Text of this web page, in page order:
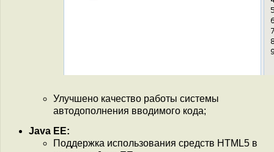
Улучшено качество работы системы
автодополнения вводимого кода;
Java EE:
Поддержка использования средств HTML5 в